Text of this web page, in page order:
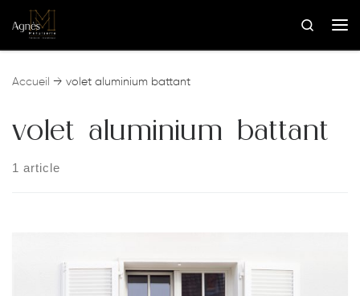
Skip to content
Search
Accueil → volet aluminium battant
volet aluminium battant
1 article